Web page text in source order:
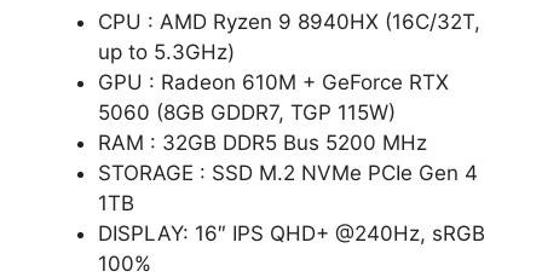
CPU : AMD Ryzen 9 8940HX (16C/32T,
up to 5.3GHz)
GPU : Radeon 610M + GeForce RTX
5060 (8GB GDDR7, TGP 115W)
RAM : 32GB DDR5 Bus 5200 MHz
STORAGE : SSD M.2 NVMe PCIe Gen 4
1TB
DISPLAY: 16″ IPS QHD+ @240Hz, sRGB
100%